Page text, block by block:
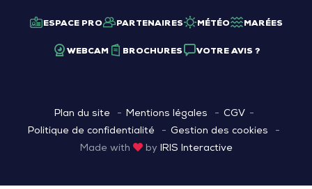
ESPACE PRO PARTENAIRES MÉTÉO MARÉES
WEBCAM BROCHURES VOTRE AVIS ?
Plan du site Mentions légales
CGV
Politique de confidentialité
Gestion des cookies
Made with
by IRIS Interactive